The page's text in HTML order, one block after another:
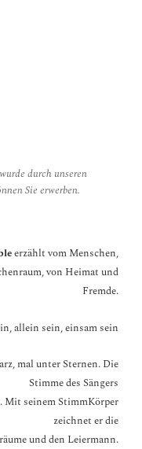
durch unseren
Sie erwerben.
erzählt vom Menschen,
von Heimat und
Fremde.
allein sein, einsam sein
mal unter Sternen. Die
Stimme des Sängers
Mit seinem StimmKörper
zeichnet er die
und den Leiermann.